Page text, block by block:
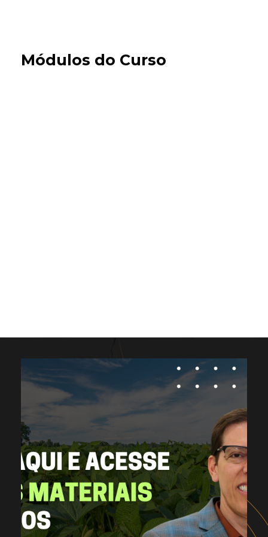
Módulos do Curso